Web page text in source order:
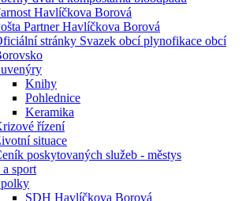
Havlíčkova Borová
Partner Havlíčkova Borová
stránky Svazek obcí plynofikace obcí
Knihy
Pohlednice
Keramika
řízení
situace
poskytovaných služeb - městys
sport
SDH Havlíčkova Borová